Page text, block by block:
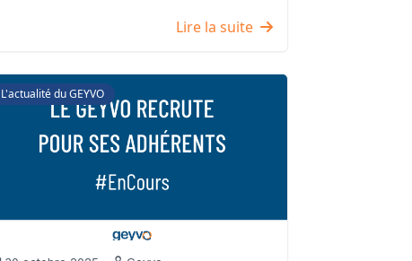
Lire la suite
L'actualité du GEYVO